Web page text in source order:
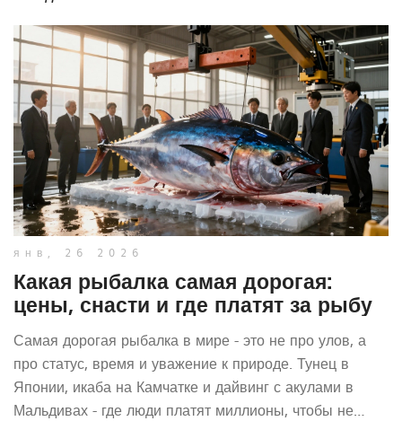
янв, 26 2026
Какая рыбалка самая дорогая:
цены, снасти и где платят за рыбу
Самая дорогая рыбалка в мире - это не про улов, а
про статус, время и уважение к природе. Тунец в
Японии, икаба на Камчатке и дайвинг с акулами в
Мальдивах - где люди платят миллионы, чтобы не